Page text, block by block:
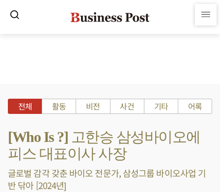
전체 활동 비전 사건 기타 어록
[Who Is ?] 고한승 삼성바이오에
피스 대표이사 사장
글로벌 감각 갖춘 바이오 전문가, 삼성그룹 바이오사업 기
반 닦아 [2024년]